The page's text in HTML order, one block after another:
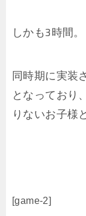
しかも3時間。
同時期に実装
となっており
りないお子様
[game-2]